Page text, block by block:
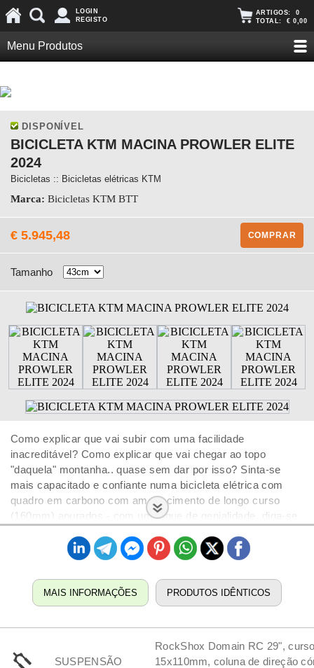
LOGIN
REGISTO
ARTIGOS: 0
TOTAL: € 0,00
Menu Produtos
DISPONÍVEL
BICICLETA KTM MACINA PROWLER ELITE
2024
Bicicletas :: Bicicletas elétricas KTM
Marca: Bicicletas KTM BTT
€ 5.945,48 COMPRAR
Tamanho
Como explicar que vai subir com uma facilidade
inacreditável? Como explicar que vai chegar ao topo
"daquela" montanha.. quase sem dar por isso? Sinta-se
mais capacitado e confiante numa bicicleta elétrica com
quadro em carbono com amortecimento de longo curso
(160mm) apurados - com um toque de genialidade, diga-se
tamanhos diferentes: a roda 29' à frente (associada ao
ângulo da coluna de direção) entregar-lhe-á doses
generosas de domínio e controlo num entendimento quase
telepático. Atrás, roda 27,5 com pneu de grande volume
(num triângulo traseiro com escoras curtas e ângulo do
MAIS INFORMAÇÕES PRODUTOS IDÊNTICOS
SUSPENSÃO
RockShox Domain RC 29",
15x110mm, coluna de direção